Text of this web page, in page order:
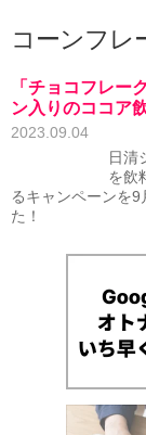
コーンフレ
「チョコフレ
ン入りのココア
2023.09.04
日清
を飲
るキャンペーンを
た！